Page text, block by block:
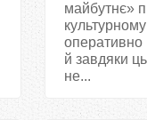
майбутнє»
оперативно
й завдяки
не...